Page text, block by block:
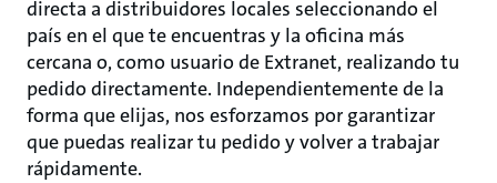
directa a distribuidores locales seleccionando el
país en el que te encuentras y la oficina más
cercana o, como usuario de Extranet, realizando tu
pedido directamente. Independientemente de la
forma que elijas, nos esforzamos por garantizar
que puedas realizar tu pedido y volver a trabajar
rápidamente.